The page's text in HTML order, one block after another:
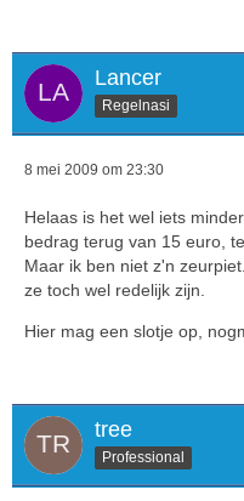
Lancer
Regelnasi
8 mei 2009 om 23:30
Helaas is het wel iets
bedrag terug van 15 euro,
Maar ik ben niet z'n
ze toch wel redelijk zijn.
Hier mag een slotje op,
tree
Professional